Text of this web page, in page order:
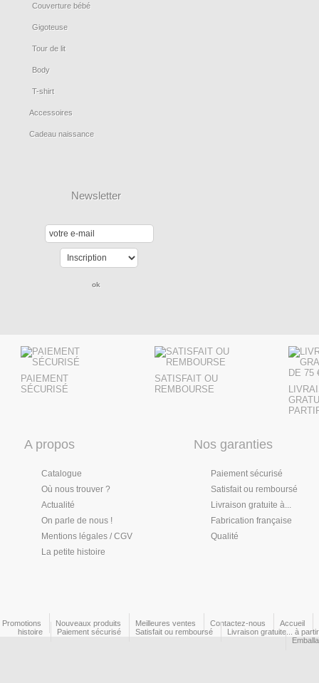
Couverture bébé
Gigoteuse
Tour de lit
Body
T-shirt
Accessoires
Cadeau naissance
Newsletter
PAIEMENT
SÉCURISÉ
SATISFAIT OU
REMBOURSE
A propos
Catalogue
Où nous trouver ?
Actualité
On parle de nous !
Mentions légales / CGV
La petite histoire
Nos garanties
Paiement sécurisé
Satisfait ou remboursé
Livraison gratuite à...
Fabrication française
Qualité
Promotions Nouveaux produits Meilleures ventes Contactez-nous Accueil
histoire
Paiement sécurisé Satisfait ou remboursé
Livraison gratuite... à